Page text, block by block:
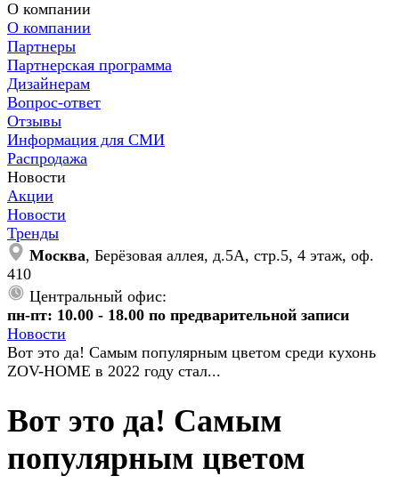
О компании
О компании
Партнеры
Партнерская программа
Дизайнерам
Вопрос-ответ
Отзывы
Информация для СМИ
Распродажа
Новости
Акции
Новости
Тренды
Москва, Берёзовая аллея, д.5А, стр.5, 4 этаж, оф.
410
Центральный офис:
пн-пт: 10.00 - 18.00 по предварительной записи
Новости
Вот это да! Самым популярным цветом среди кухонь
ZOV-HOME в 2022 году стал...
Вот это да! Самым
популярным цветом